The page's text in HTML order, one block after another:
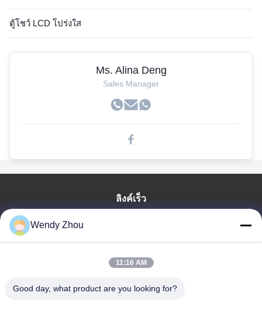
ตู้โชว์ LCD โปร่งใส
Ms. Alina Deng
Sales Manager
ลิงค์เร็ว
สินค้า
เกี่ยวกับเรา
ควบคุมคุณภาพ
Wendy Zhou
11:16 AM
Good day, what product are you looking for?